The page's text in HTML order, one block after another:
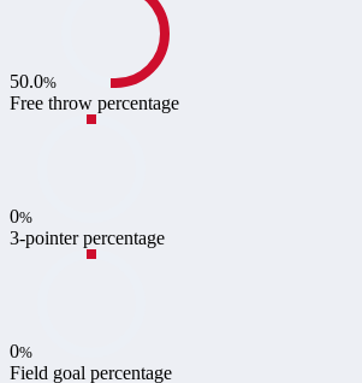
50.0%
Free throw percentage
0%
3-pointer percentage
0%
Field goal percentage